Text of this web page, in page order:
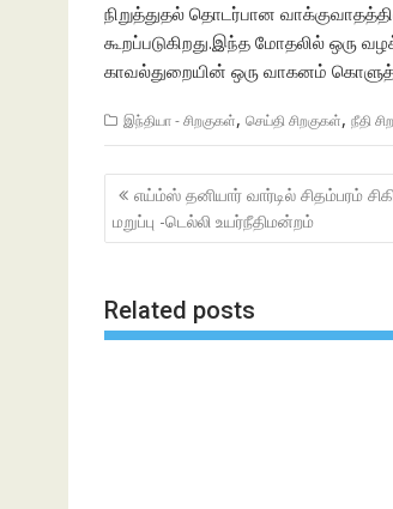
நிறுத்துதல் தொடர்பான
கூறப்படுகிறது.இந்த மோதலில் ஒரு
காவல்துறையின் ஒரு வாகனம்
இந்தியா - சிறகுகள், செய்தி சிறகுகள், நீதி
Post
navigation
எய்ம்ஸ் தனியார் வார்டில் சிதம்பரம்
மறுப்பு -டெல்லி உயர்நீதிமன்றம்
Related posts